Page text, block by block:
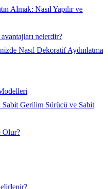
Almak: Nasıl Yapılır ve
nelerdir?
Nasıl Dekoratif Aydınlatma
Gerilim Sürücü ve Sabit
Olur?